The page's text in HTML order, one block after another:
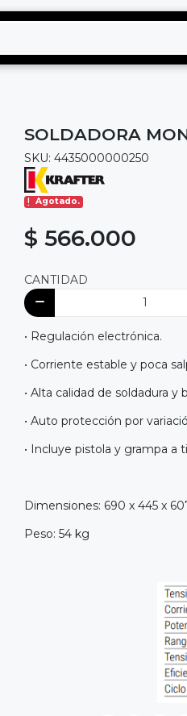
SOLDADORA
SKU: 4435000000250
Agotado.
$ 566.000
CANTIDAD
• Regulación electrónica.
• Corriente estable y poca
• Alta calidad de soldadura y
• Auto protección por
• Incluye pistola y grampa a
Dimensiones: 690 x 445 x
Peso: 54 kg